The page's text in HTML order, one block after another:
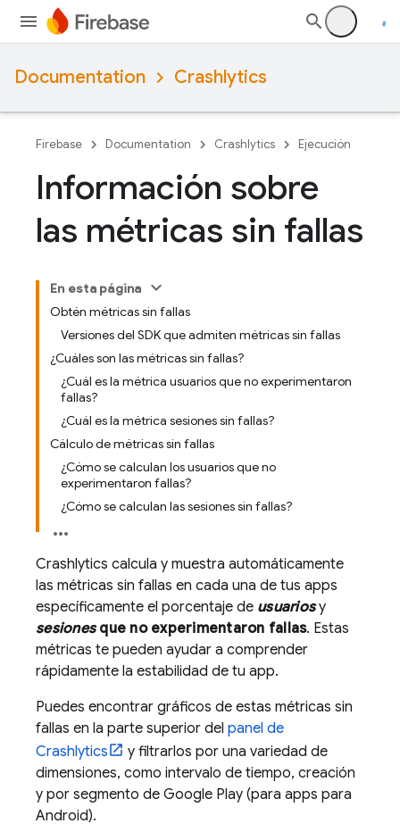
Documentation Crashlytics
Firebase Documentation Crashlytics Ejecución
Información sobre
las métricas sin fallas
En esta página
Obtén métricas sin fallas
Versiones del SDK que admiten métricas sin fallas
¿Cuáles son las métricas sin fallas?
¿Cuál es la métrica usuarios que no experimentaron
fallas?
¿Cuál es la métrica sesiones sin fallas?
Cálculo de métricas sin fallas
¿Cómo se calculan los usuarios que no
experimentaron fallas?
¿Cómo se calculan las sesiones sin fallas?
Crashlytics calcula y muestra automáticamente
las métricas sin fallas en cada una de tus apps
específicamente el porcentaje de usuariosy
sesionesque no experimentaron fallas. Estas
métricas te pueden ayudar a comprender
rápidamente la estabilidad de tu app.
Puedes encontrar gráficos de estas métricas sin
fallas en la parte superior del panel de
Crashlytics
y filtrarlos por una variedad de
dimensiones, como intervalo de tiempo, creación
y por segmento de Google Play (para apps para
Android).